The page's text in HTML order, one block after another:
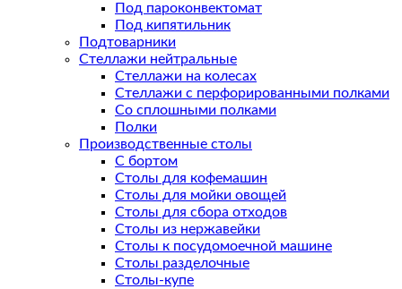
Под пароконвектомат
Под кипятильник
Подтоварники
Стеллажи нейтральные
Стеллажи на колесах
Стеллажи с перфорированными полками
Со сплошными полками
Полки
Производственные столы
С бортом
Столы для кофемашин
Столы для мойки овощей
Столы для сбора отходов
Столы из нержавейки
Столы к посудомоечной машине
Столы разделочные
Столы-купе